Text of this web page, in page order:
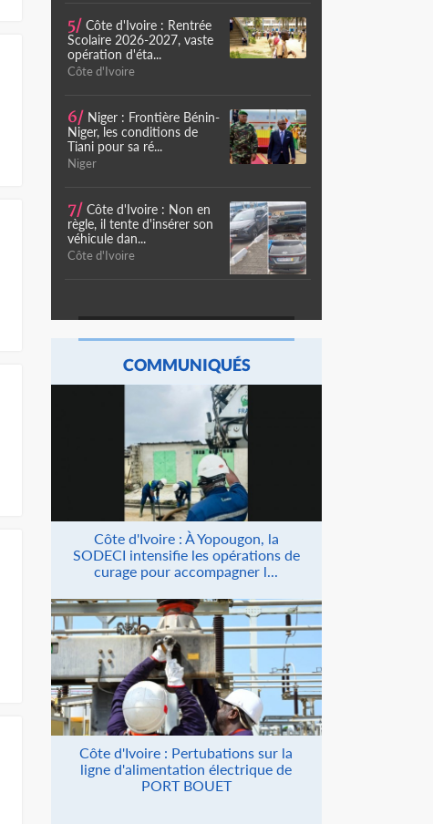
5/ Côte d'Ivoire : Rentrée
Scolaire 2026-2027, vaste
opération d'éta...
Côte d'Ivoire
6/ Niger : Frontière Bénin-
Niger, les conditions de
Tiani pour sa ré...
Niger
7/ Côte d'Ivoire : Non en
règle, il tente d'insérer son
véhicule dan...
Côte d'Ivoire
COMMUNIQUÉS
Côte d'Ivoire : À Yopougon, la
SODECI intensifie les opérations de
curage pour accompagner l...
Côte d'Ivoire : Pertubations sur la
ligne d'alimentation électrique de
PORT BOUET